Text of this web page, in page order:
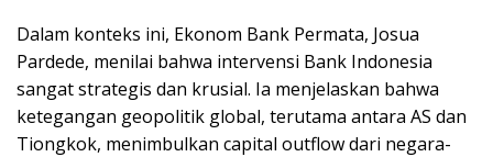
Dalam konteks ini, Ekonom Bank Permata, Josua
Pardede, menilai bahwa intervensi Bank Indonesia
sangat strategis dan krusial. Ia menjelaskan bahwa
ketegangan geopolitik global, terutama antara AS dan
Tiongkok, menimbulkan capital outflow dari negara-